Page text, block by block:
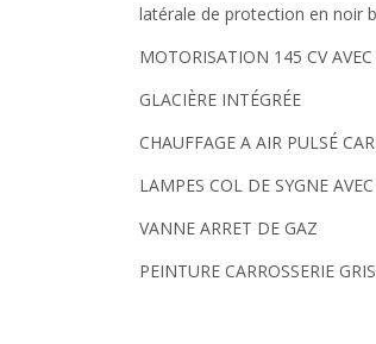
latérale de protection en noir
MOTORISATION 145 CV
GLACIÈRE INTÉGRÉE
CHAUFFAGE A AIR PULSÉ
LAMPES COL DE SYGNE
VANNE ARRET DE GAZ
PEINTURE CARROSSERIE